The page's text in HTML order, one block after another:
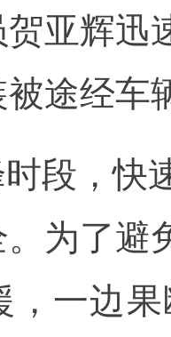
亚辉迅
被途经
段，快
为了避
，一边